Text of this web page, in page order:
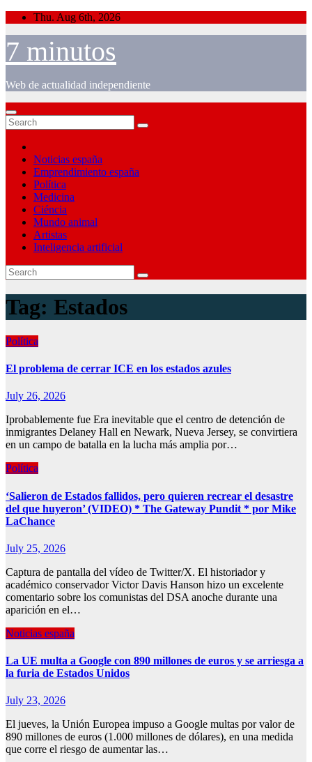
Skip
content
Thu. Aug 6th, 2026
7 minutos
Web de actualidad independiente
Noticias españa
Emprendimiento españa
Política
Medicina
Ciéncia
Mundo animal
Artistas
Inteligencia artificial
Tag: Estados
Política
El problema de cerrar ICE en los estados azules
July 26, 2026
Iprobablemente fue Era inevitable que el centro de detención de
inmigrantes Delaney Hall en Newark, Nueva Jersey, se convirtiera
en un campo de batalla en la lucha más amplia por…
Política
‘Salieron de Estados fallidos, pero quieren recrear el desastre
del que huyeron’ (VIDEO) * The Gateway Pundit * por Mike
LaChance
July 25, 2026
Captura de pantalla del vídeo de Twitter/X. El historiador y
académico conservador Victor Davis Hanson hizo un excelente
comentario sobre los comunistas del DSA anoche durante una
aparición en el…
Noticias españa
La UE multa a Google con 890 millones de euros y se arriesga a
la furia de Estados Unidos
July 23, 2026
El jueves, la Unión Europea impuso a Google multas por valor de
890 millones de euros (1.000 millones de dólares), en una medida
que corre el riesgo de aumentar las…